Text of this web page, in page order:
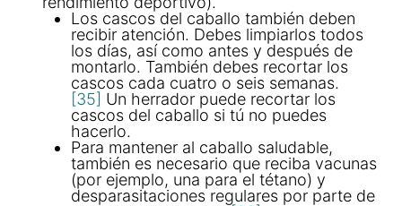
Los cascos del caballo también deben
recibir atención. Debes limpiarlos todos
los días, así como antes y después de
montarlo. También debes recortar los
cascos cada cuatro o seis semanas.
[35] Un herrador puede recortar los
cascos del caballo si tú no puedes
hacerlo.
Para mantener al caballo saludable,
también es necesario que reciba vacunas
(por ejemplo, una para el tétano) y
desparasitaciones regulares por parte de